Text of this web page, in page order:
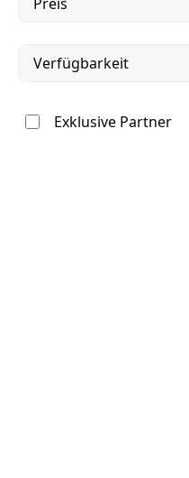
Verfügbarkeit
Exklusive Partner